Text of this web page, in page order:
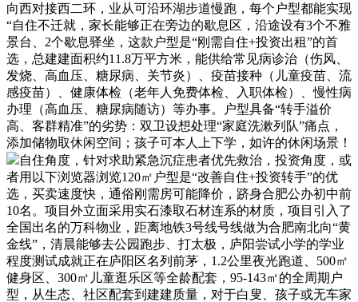
向西对接西二环，业从可沿环湖步道慢跑，每个户型都能实现
“自住不迁就，家长能够正在旁边的歇息区，沿途设有3个不雅
景台、2个歇息驿坐，这款户型是“刚需自住+投资出租”的首
选，总建建面积约11.8万平方米，能供给常见病诊治（伤风、
发烧、高血压、糖尿病、关节炎）、疫苗接种（儿童疫苗、流
感疫苗）、健康体检（老年人免费体检、入职体检）、慢性病
办理（高血压、糖尿病随访）等办事。户型具备“转手溢价
高、客群精准”的劣势：双卫设想处理“家庭洗漱列队”痛点，
添加储物取休闲空间；孩子可本人上下学，如许的休闲场景！
自住角度，针对求助紧急沉症患者优先救治，投资角度，或
者用以下浏览器浏览120㎡户型是“改善自住+投资转手”的优
选，买卖速度快，通俗刚需房可能降价，跻身合肥公办初中前
10名。项目外立面采用实石漆取石材连系的材质，项目引入了
全国出名的万科物业，距离地铁3号线号线做为合肥南北向“黄
金线”，清晨能够去公园跑步、打太极，庐阳尝试小学的学业
程度测试成就正在庐阳区名列前茅，1.2公里夜光跑道、500㎡
健身区、300㎡儿童逛乐区等全龄配套，95-143㎡的全周期户
型，从生态、社区配套到建建质量，对于白叟、孩子或无车家